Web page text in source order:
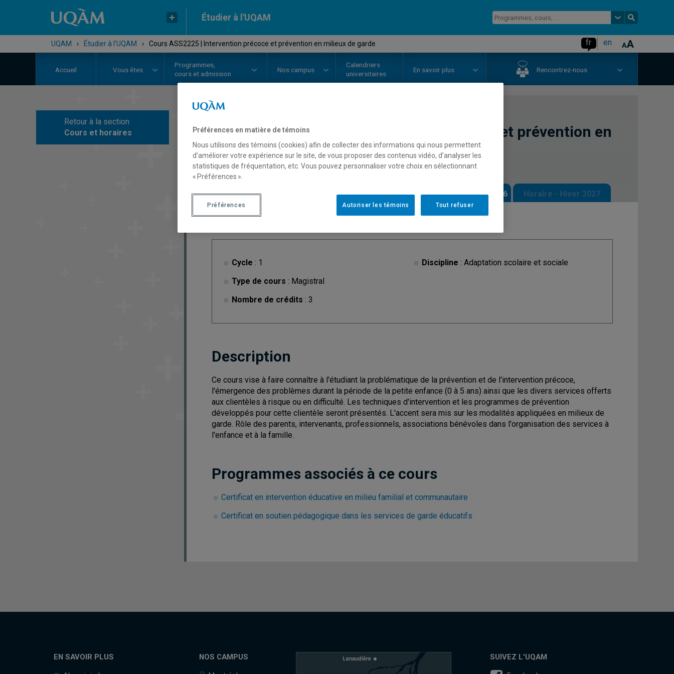
Étudier à l'UQAM
UQAM › Étudier à l'UQAM › Cours ASS2225 | Intervention précoce et prévention en milieux de garde fr en
Accueil Vous êtes
Programmes,
cours et admission
Nos campus
Calendriers
universitaires
En savoir plus Rencontrez-nous
Retour à la section
Cours et horaires
COURS// ASS2225
Intervention précoce et prévention en
milieux de garde
Description Horaire - Été 2026 Horaire - Automne 2026 Horaire - Hiver 2027
Cycle : 1
Type de cours : Magistral
Nombre de crédits : 3
Discipline : Adaptation scolaire et sociale
Description
Ce cours vise à faire connaître à l'étudiant la problématique de la prévention et de l'intervention précoce,
l'émergence des problèmes durant la période de la petite enfance (0 à 5 ans) ainsi que les divers services offerts
aux clientèles à risque ou en difficulté. Les techniques d'intervention et les programmes de prévention
développés pour cette clientèle seront présentés. L'accent sera mis sur les modalités appliquées en milieux de
garde. Rôle des parents, intervenants, professionnels, associations bénévoles dans l'organisation des services à
l'enfance et à la famille.
Programmes associés à ce cours
Certificat en intervention éducative en milieu familial et communautaire
Certificat en soutien pédagogique dans les services de garde éducatifs
EN SAVOIR PLUS NOS CAMPUS SUIVEZ L'UQAM
Préférences en matière de témoins
Nous utilisons des témoins (cookies) afin de collecter des informations qui nous permettent
d’améliorer votre expérience sur le site, de vous proposer des contenus vidéo, d’analyser les
statistiques de fréquentation, etc. Vous pouvez personnaliser votre choix en sélectionnant
« Préférences ».
Tout refuser
Autoriser les témoins
Préférences